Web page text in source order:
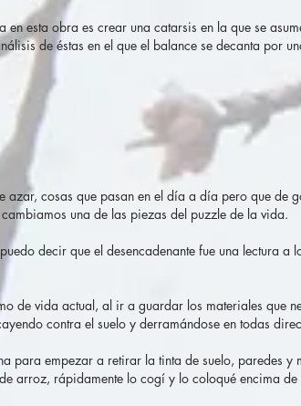
esta obra es crear una catarsis en la que se
de éstas en el que el balance se decanta por
azar, cosas que pasan en el día a día pero que de
una de las piezas del puzzle de la vida.
decir que el desencadenante fue una lectura a
de vida actual, al ir a guardar los materiales que
contra el suelo y derramándose en todas
para empezar a retirar la tinta de suelo, paredes y
arroz, rápidamente lo cogí y lo coloqué encima de